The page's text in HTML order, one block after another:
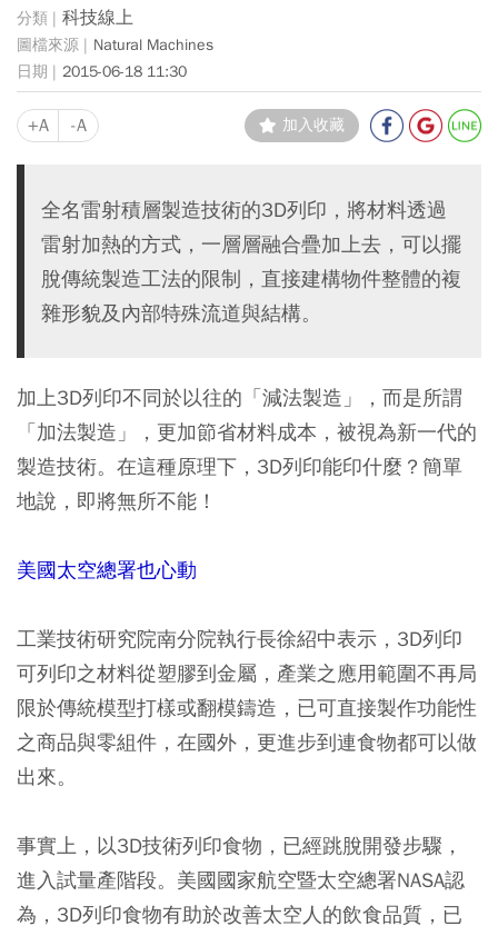
科技線上
Natural Machines
2015-06-18 11:30
+A -A 加入收藏
全名雷射積層製造技術的3D列印，將材料透過
雷射加熱的方式，一層層融合疊加上去，可以擺
脫傳統製造工法的限制，直接建構物件整體的複
雜形貌及內部特殊流道與結構。
加上3D列印不同於以往的「減法製造」，而是所謂
「加法製造」，更加節省材料成本，被視為新一代的
製造技術。在這種原理下，3D列印能印什麼？簡單
地說，即將無所不能！
美國太空總署也心動
工業技術研究院南分院執行長徐紹中表示，3D列印
可列印之材料從塑膠到金屬，產業之應用範圍不再局
限於傳統模型打樣或翻模鑄造，已可直接製作功能性
之商品與零組件，在國外，更進步到連食物都可以做
出來。
事實上，以3D技術列印食物，已經跳脫開發步驟，
進入試量產階段。美國國家航空暨太空總署NASA認
為，3D列印食物有助於改善太空人的飲食品質，已